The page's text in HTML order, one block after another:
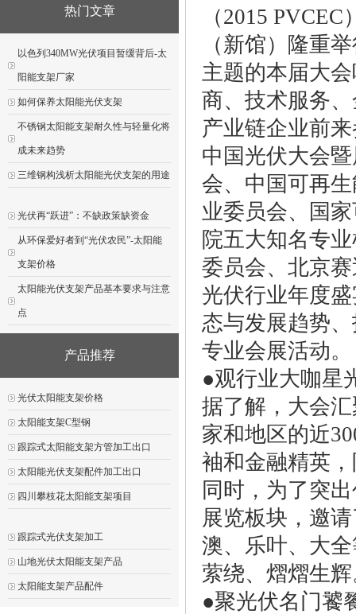
热门文章
以色列340MW光伏项目暂缓背后-太
阳能支架厂家
如何保养太阳能光伏支架
不锈钢太阳能支架耐久性与轻量化将
成未来趋势
三维钢构浅析太阳能光伏支架的用途
光伏再“跃进”：不缺政策缺资金
从环保爱好者到“光伏农民”-太阳能
支架价格
太阳能光伏支架产品基本要求与注意
点
产品推荐
光伏太阳能支架价格
太阳能支架C型钢
跟踪式太阳能支架方管加工出口
太阳能光伏支架配件加工出口
四川攀枝花太阳能支架项目
跟踪式光伏支架加工
山地光伏太阳能支架产品
太阳能支架产品配件
（2015
（新馆）隆重
主题的本届大
商、技术服务
产业链企业前
中国光伏大会
会、中国可再
业委员会、国
院五大知名专
委员会、北京
光伏行业年度
态与发展趋势
专业会展活动。
●观行业大咖星
据了解，大会
家和地区的近
袖和金融精英
同时，为了突
展览板块，邀
澳、乐叶、大
萦绕、熠熠生
●聚光伏名门饕